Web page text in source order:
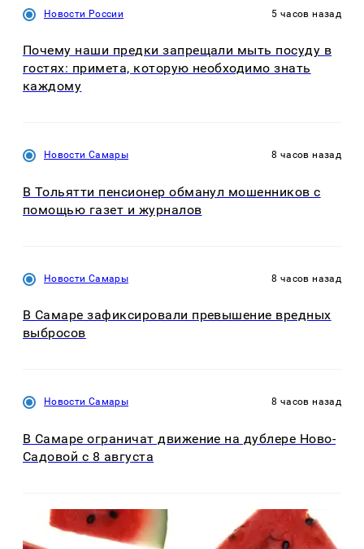
Новости России 5 часов назад
Почему наши предки запрещали мыть посуду в
гостях: примета, которую необходимо знать
каждому
Новости Самары 8 часов назад
В Тольятти пенсионер обманул мошенников с
помощью газет и журналов
Новости Самары 8 часов назад
В Самаре зафиксировали превышение вредных
выбросов
Новости Самары 8 часов назад
В Самаре ограничат движение на дублере Ново-
Садовой с 8 августа